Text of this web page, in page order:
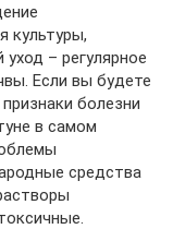
культуры,
– регулярное
Если вы будете
болезни
в самом
средства